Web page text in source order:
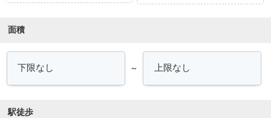
面積
～
駅徒歩